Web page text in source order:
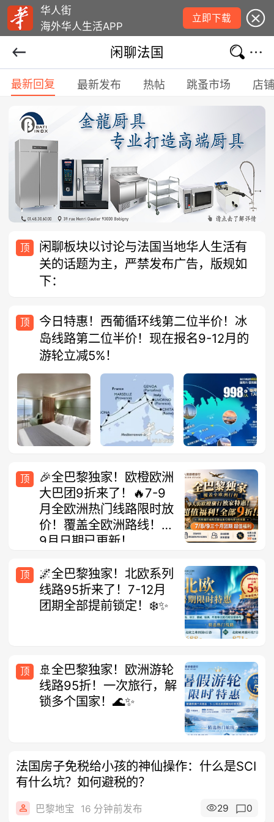
华人街
海外华人生活APP
立即下载
闲聊法国
最新回复 最新发布 热帖 跳蚤市场 店
顶
闲聊板块以讨论与法国当地华人生活有
关的话题为主，严禁发布广告，版规如
下：
顶
今日特惠！西葡循环线第二位半价！冰
岛线路第二位半价！现在报名9-12月的
游轮立减5%！
顶
🎉全巴黎独家！欧橙欧洲
大巴团9折来了！🔥7-9
月全欧洲热门线路限时放
价！覆盖全欧洲路线！7-
9月日期已更新！
顶
🌌全巴黎独家！北欧系列
线路95折来了！7-12月
团期全部提前锁定！❄️✨
顶
🚢全巴黎独家！欧洲游轮
线路95折！一次旅行，解
锁多个国家！🌊✨
法国房子免税给小孩的神仙操作：什么是SCI
有什么坑？如何避税的？
巴黎地宝 16 分钟前发布 29 0